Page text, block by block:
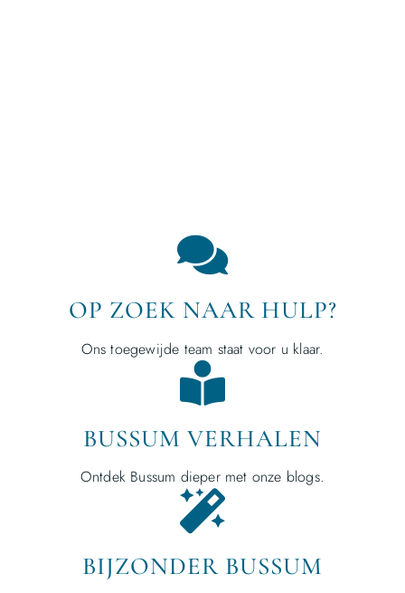
OP ZOEK NAAR HULP?
Ons toegewijde team staat voor u klaar.
BUSSUM VERHALEN
Ontdek Bussum dieper met onze blogs.
BIJZONDER BUSSUM